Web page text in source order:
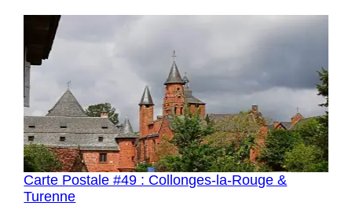
Carte Postale #49 : Collonges-la-Rouge &
Turenne